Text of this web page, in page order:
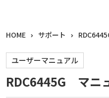
HOME サポート
ユーザーマニュアル
RDC6445G マニ